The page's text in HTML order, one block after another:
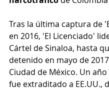
Tras la última captura de
en 2016, 'El Licenciado'
Cártel de Sinaloa, hasta
detenido en mayo de
Ciudad de México. Un
fue extraditado a EE.UU.,